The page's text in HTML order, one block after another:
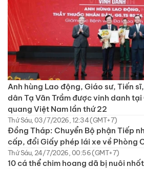
Anh hùng Lao động, Giáo sư, Tiến
dân Tạ Văn Trầm được vinh danh
quang Việt Nam lần thứ 22
Thứ Sáu, 03/7/2026, 12:34 (GMT+7)
Đồng Tháp: Chuyển Bộ phận Tiếp
cấp, đổi Giấy phép lái xe về Phòng
Thứ Sáu, 24/7/2026, 00:56 (GMT+7)
10 cá thể chim hoang dã bị nuôi